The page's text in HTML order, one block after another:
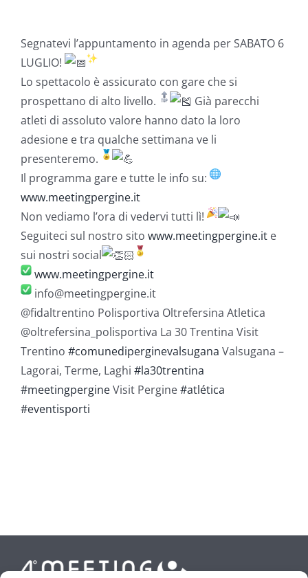
Segnatevi l’appuntamento in agenda per SABATO 6
LUGLIO!
Lo spettacolo è assicurato con gare che si
prospettano di alto livello.
Già parecchi
atleti di assoluto valore hanno dato la loro
adesione e tra qualche settimana ve li
presenteremo.
Il programma gare e tutte le info su:
www.meetingpergine.it
Non vediamo l’ora di vedervi tutti lì!
Seguiteci sul nostro sito www.meetingpergine.ite
sui nostri social
www.meetingpergine.it
info@meetingpergine.it
@fidaltrentino Polisportiva Oltrefersina Atletica
@oltrefersina_polisportiva La 30 Trentina Visit
Trentino #comunediperginevalsugana Valsugana –
Lagorai, Terme, Laghi #la30trentina
#meetingpergineVisit Pergine#atlética
#eventisporti